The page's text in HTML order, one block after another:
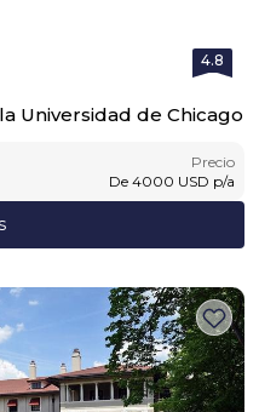
4.8
Universidad de Chicago
Precio
De 4000 USD p/a